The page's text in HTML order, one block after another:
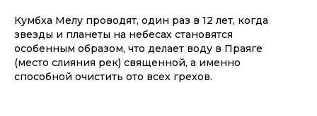
Кумбха Мелу проводят, один раз в 12 лет, когда
звезды и планеты на небесах становятся
особенным образом, что делает воду в Праяге
(место слияния рек) священной, а именно
способной очистить ото всех грехов.